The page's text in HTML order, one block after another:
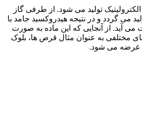
الکترولیتیک تولید می شود. از طرفی گاز
می گردد و در نتیجه هیدروکسید جامد با
می آید. از آنجایی که این ماده به صورت
مختلفی به عنوان مثال قرص ها، بلوک
عرضه می شود.